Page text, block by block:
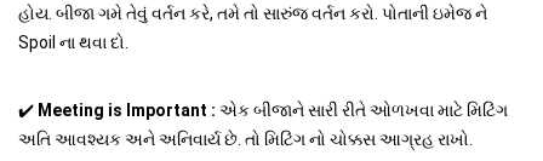
હોય. બીજા ગમે તેવું વર્તન કરે, તમે તો સારુંજ વર્તન કરો. પોતાની ઇમેજ ને
Spoil ના થવા દો.
✔️ Meeting is Important : એક બીજાને સારી રીતે ઓળખવા માટે મિટિંગ
અતિ આવશ્યક અને અનિવાર્ય છે. તો મિટિંગ નો ચોક્કસ આગ્રહ રાખો.